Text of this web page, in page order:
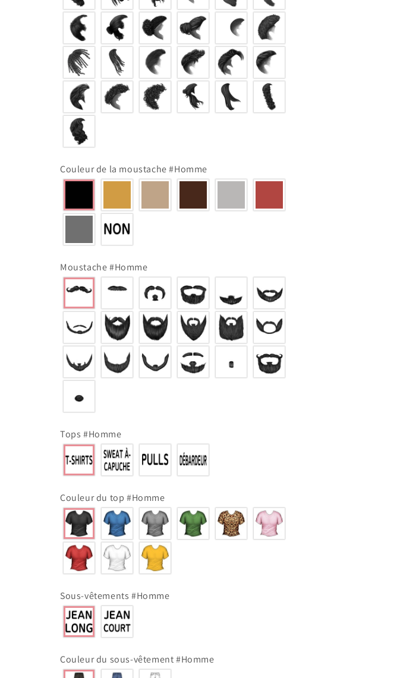
Couleur de la moustache #Homme
Moustache #Homme
Tops #Homme
Couleur du top #Homme
Sous-vêtements #Homme
Couleur du sous-vêtement #Homme